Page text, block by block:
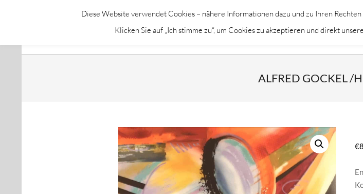
GALERIE CHROMIK
Navigation
KÜNSTLER
ALFRED GOCKEL /
€
Diese Website verwendet Cookies – nähere Informationen dazu und zu Ihren
Klicken Sie auf „Ich stimme zu“, um Cookies zu akzeptieren und direkt